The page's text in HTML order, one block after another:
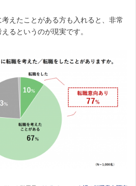
えたことがある方も入れると、非常
るというのが現実です。